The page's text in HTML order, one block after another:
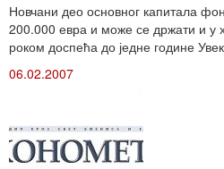
Новчани део основног капитала
200.000 евра и може се држати и у
роком доспећа до једне године
06.02.2007